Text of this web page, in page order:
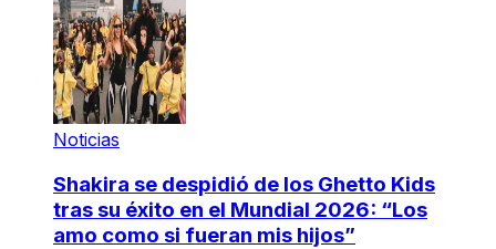
Noticias
Shakira se despidió de los Ghetto Kids
tras su éxito en el Mundial 2026: “Los
amo como si fueran mis hijos”